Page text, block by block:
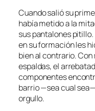
Cuando salió su
había metido a la
sus pantalones
en su formación les
bien al contrario.
espaldas, el
componentes
barrio —sea cual
orgullo.